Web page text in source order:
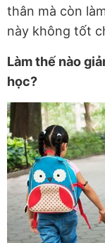
thân mà còn
này không tốt
Làm thế nào
học?